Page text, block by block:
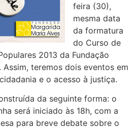
feira (30),
mesma data
da formatura
do Curso de
2013 da Fundação
Assim, teremos dois eventos em
e o acesso à justiça.
da seguinte forma: o
será iniciado às 18h, com a
para breve debate sobre o